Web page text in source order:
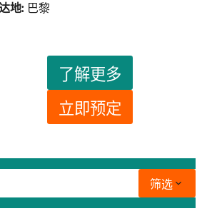
了解更多
立即预定
地: 巴黎
筛选